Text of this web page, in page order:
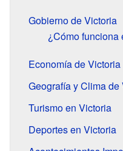
Gobierno de Victoria
¿Cómo funciona
Economía de Victoria
Geografía y Clima de
Turismo en Victoria
Deportes en Victoria